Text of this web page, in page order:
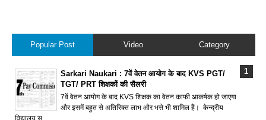
Popular Post Video Category
Sarkari Naukari : 7वें वेतन आयोग के बाद KVS PGT/
TGT/ PRT शिक्षकों की सैलरी
7वें वेतन आयोग के बाद KVS शिक्षक का वेतन काफी आकर्षक हो जाएगा
और इसमें बहुत से अतिरिक्त लाभ और भत्ते भी शामिल हैं। केन्द्रीय
विद्यालय स...